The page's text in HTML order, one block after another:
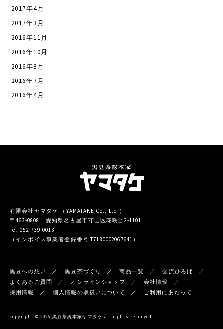
2017年4月
2017年3月
2016年11月
2016年10月
2016年8月
2016年7月
2016年4月
有限会社ヤマタケ （YAMATAKE Co., Ltd.）
〒463-0808 愛知県名古屋市守山区花咲台2-1101
Tel.052-739-0013
（インボイス事業者登録番号 T7180002067641）
黒豆への想い 黒豆茶づくり 商品一覧
交流ひろば
よくあるご質問
オンラインショップ
会社情報
採用情報
個人情報の取扱いについて ご利用にあたって
copyright © 2026 黒豆茶総本家ヤマタケ all rights reserved.